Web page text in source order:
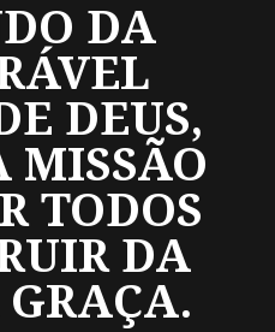
DA
DEUS,
MISSÃO
TODOS
DA